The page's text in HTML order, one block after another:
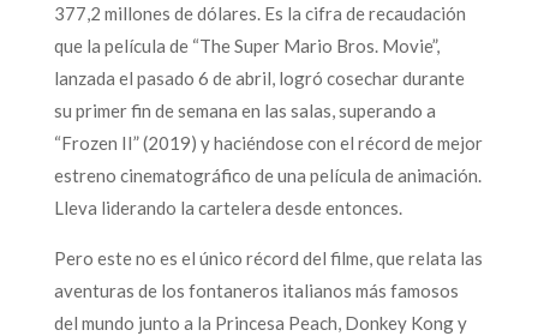
377,2 millones de dólares. Es la cifra de recaudación
que la película de “The Super Mario Bros. Movie”,
lanzada el pasado 6 de abril, logró cosechar durante
su primer fin de semana en las salas, superando a
“Frozen II” (2019) y haciéndose con el récord de mejor
estreno cinematográfico de una película de animación.
Lleva liderando la cartelera desde entonces.
Pero este no es el único récord del filme, que relata las
aventuras de los fontaneros italianos más famosos
del mundo junto a la Princesa Peach, Donkey Kong y